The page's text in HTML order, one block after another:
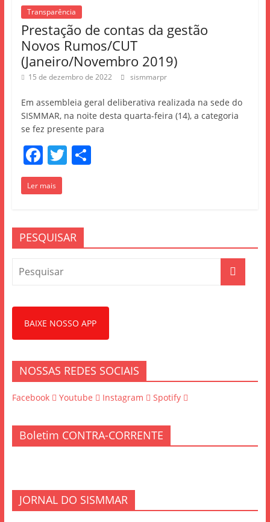
o
k
Transparência
Prestação de contas da gestão
Novos Rumos/CUT
(Janeiro/Novembro 2019)
15 de dezembro de 2022 sismmarpr
Em assembleia geral deliberativa realizada na sede do
SISMMAR, na noite desta quarta-feira (14), a categoria
se fez presente para
F
a
c
b
o
o
T S
Ler mais
PESQUISAR
BAIXE NOSSO APP
NOSSAS REDES SOCIAIS
Facebook Youtube Instagram Spotify
Boletim CONTRA-CORRENTE
JORNAL DO SISMMAR